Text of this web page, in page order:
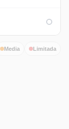
Media Limitada